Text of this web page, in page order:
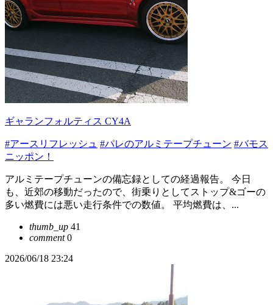
ギャランフォルティス CY4A
#アースリフレッシュ #パレのアルミテープチューン #バモス
ニッポン！
アルミテープチューンの備忘録としての経過報告。 今日
も、近郊の移動だったので、街乗りとしてストップ&ゴーの
多い燃費には悪い走行条件での数値。 平均燃費は、...
thumb_up 41
comment0
2026/06/18 23:24